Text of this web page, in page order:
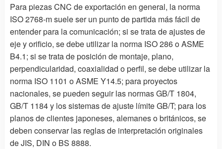
Para piezas CNC de exportación en general, la norma
ISO 2768-m suele ser un punto de partida más fácil de
entender para la comunicación; si se trata de ajustes de
eje y orificio, se debe utilizar la norma ISO 286 o ASME
B4.1; si se trata de posición de montaje, plano,
perpendicularidad, coaxialidad o perfil, se debe utilizar la
norma ISO 1101 o ASME Y14.5; para proyectos
nacionales, se pueden seguir las normas GB/T 1804,
GB/T 1184 y los sistemas de ajuste límite GB/T; para los
planos de clientes japoneses, alemanes o británicos, se
deben conservar las reglas de interpretación originales
de JIS, DIN o BS 8888.